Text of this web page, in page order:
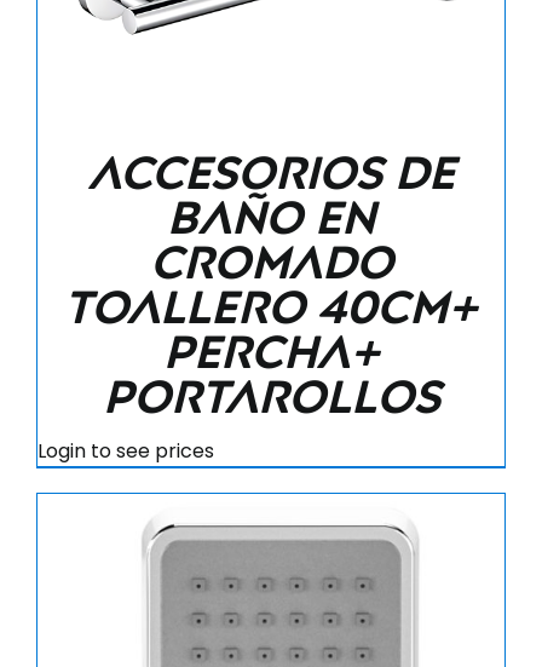
Accesorios de
baño en
cromado
Toallero 40cm+
Percha+
Portarollos
Login to see prices